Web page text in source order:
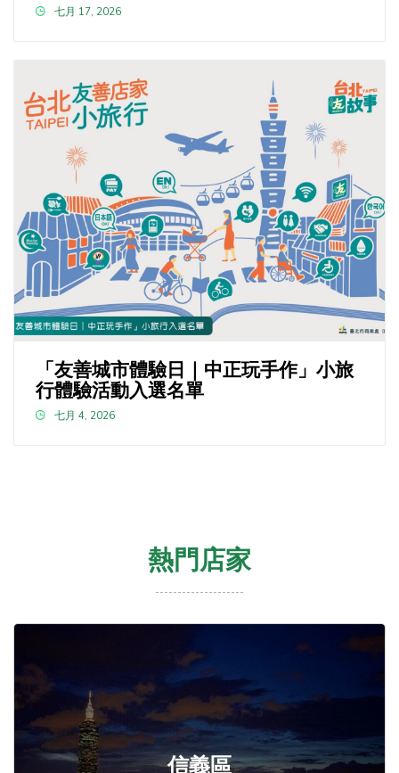
七月 17, 2026
「友善城市體驗日｜中正玩手作」小旅
行體驗活動入選名單
七月 4, 2026
熱門店家
信義區